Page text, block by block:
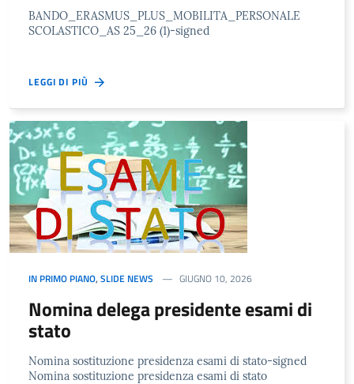
BANDO_ERASMUS_PLUS_MOBILITA_PERSONALE
SCOLASTICO_AS 25_26 (1)-signed
LEGGI DI PIÙ
IN PRIMO PIANO, SLIDE NEWS GIUGNO 10, 2026
Nomina delega presidente esami di
stato
Nomina sostituzione presidenza esami di stato-signed
Nomina sostituzione presidenza esami di stato